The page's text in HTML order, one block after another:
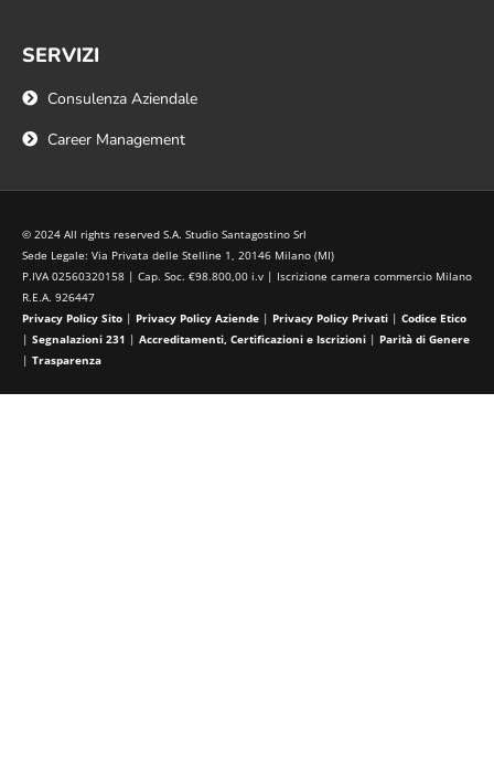
SERVIZI
Consulenza Aziendale
Career Management
© 2024 All rights reserved S.A. Studio Santagostino Srl
Sede Legale: Via Privata delle Stelline 1, 20146 Milano (MI)
P.IVA 02560320158 | Cap. Soc. €98.800,00 i.v | Iscrizione camera commercio Milano
R.E.A. 926447
Privacy Policy Sito | Privacy Policy Aziende | Privacy Policy Privati | Codice Etico
| Segnalazioni 231 | Accreditamenti, Certificazioni e Iscrizioni | Parità di Genere
| Trasparenza